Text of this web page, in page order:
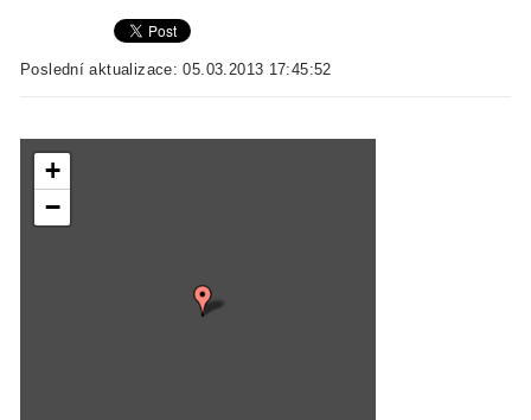
Poslední aktualizace: 05.03.2013 17:45:52
+
−